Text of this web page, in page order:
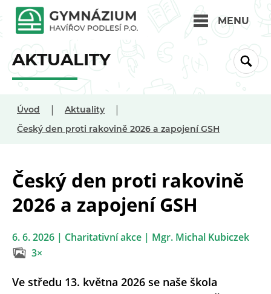
MENU
AKTUALITY
Úvod | Aktuality |
Český den proti rakovině 2026 a zapojení GSH
Český den proti rakovině
2026 a zapojení GSH
6. 6. 2026 | Charitativní akce | Mgr. Michal Kubiczek
3×
Ve středu 13. května 2026 se naše škola